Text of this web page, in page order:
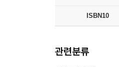
ISBN10
관련분류